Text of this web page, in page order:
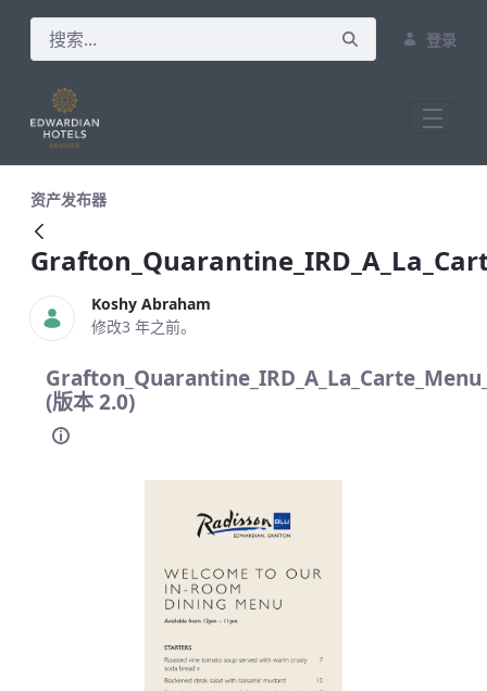
登录
资产发布器
Koshy Abraham
修改3 年之前。
(版本 2.0)